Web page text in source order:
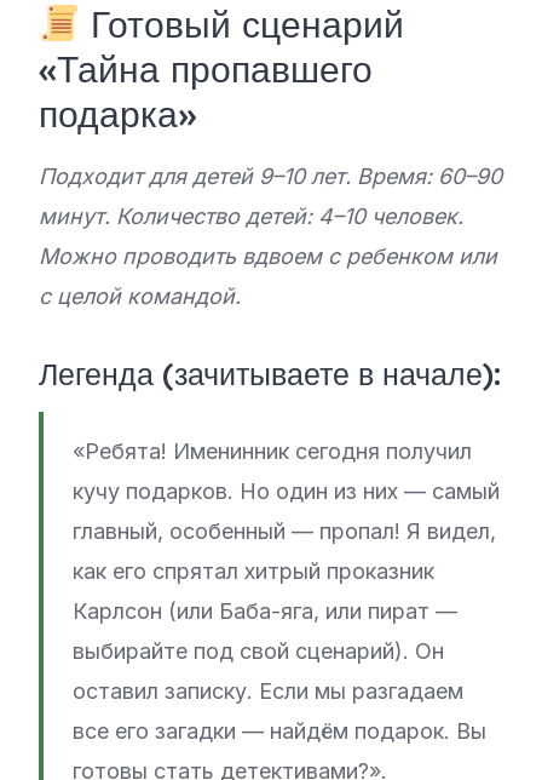
Готовый сценарий
«Тайна пропавшего
подарка»
Подходит для детей 9–10 лет. Время: 60–90
минут. Количество детей: 4–10 человек.
Можно проводить вдвоем с ребенком или
с целой командой.
Легенда (зачитываете в начале):
«Ребята! Именинник сегодня получил
кучу подарков. Но один из них — самый
главный, особенный — пропал! Я видел,
как его спрятал хитрый проказник
Карлсон (или Баба-яга, или пират —
выбирайте под свой сценарий). Он
оставил записку. Если мы разгадаем
все его загадки — найдём подарок. Вы
готовы стать детективами?».